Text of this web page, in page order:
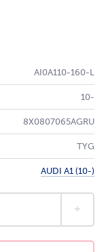
AI0A110-160-L
10-
8X0807065AGRU
TYG
AUDI A1 (10-)